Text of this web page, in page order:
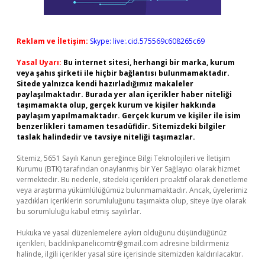
Reklam ve İletişim: Skype: live:.cid.575569c608265c69
Yasal Uyarı: Bu internet sitesi, herhangi bir marka, kurum
veya şahıs şirketi ile hiçbir bağlantısı bulunmamaktadır.
Sitede yalnızca kendi hazırladığımız makaleler
paylaşılmaktadır. Burada yer alan içerikler haber niteliği
taşımamakta olup, gerçek kurum ve kişiler hakkında
paylaşım yapılmamaktadır. Gerçek kurum ve kişiler ile isim
benzerlikleri tamamen tesadüfidir. Sitemizdeki bilgiler
taslak halindedir ve tavsiye niteliği taşımazlar.
Sitemiz, 5651 Sayılı Kanun gereğince Bilgi Teknolojileri ve İletişim
Kurumu (BTK) tarafından onaylanmış bir Yer Sağlayıcı olarak hizmet
vermektedir. Bu nedenle, sitedeki içerikleri proaktif olarak denetleme
veya araştırma yükümlülüğümüz bulunmamaktadır. Ancak, üyelerimiz
yazdıkları içeriklerin sorumluluğunu taşımakta olup, siteye üye olarak
bu sorumluluğu kabul etmiş sayılırlar.
Hukuka ve yasal düzenlemelere aykırı olduğunu düşündüğünüz
içerikleri, backlinkpanelicomtr@gmail.com adresine bildirmeniz
halinde, ilgili içerikler yasal süre içerisinde sitemizden kaldırılacaktır.